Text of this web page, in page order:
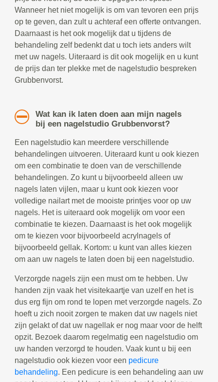
Wanneer het niet mogelijk is om van tevoren een prijs
op te geven, dan zult u achteraf een offerte ontvangen.
Daarnaast is het ook mogelijk dat u tijdens de
behandeling zelf bedenkt dat u toch iets anders wilt
met uw nagels. Uiteraard is dit ook mogelijk en u kunt
de prijs dan ter plekke met de nagelstudio bespreken
Grubbenvorst.
Wat kan ik laten doen aan mijn nagels
bij een nagelstudio Grubbenvorst?
Een nagelstudio kan meerdere verschillende
behandelingen uitvoeren. Uiteraard kunt u ook kiezen
om een combinatie te doen van de verschillende
behandelingen. Zo kunt u bijvoorbeeld alleen uw
nagels laten vijlen, maar u kunt ook kiezen voor
volledige nailart met de mooiste printjes voor op uw
nagels. Het is uiteraard ook mogelijk om voor een
combinatie te kiezen. Daarnaast is het ook mogelijk
om te kiezen voor bijvoorbeeld acrylnagels of
bijvoorbeeld gellak. Kortom: u kunt van alles kiezen
om aan uw nagels te laten doen bij een nagelstudio.
Verzorgde nagels zijn een must om te hebben. Uw
handen zijn vaak het visitekaartje van uzelf en het is
dus erg fijn om rond te lopen met verzorgde nagels. Zo
hoeft u zich nooit zorgen te maken dat uw nagels niet
zijn gelakt of dat uw nagellak er nog maar voor de helft
opzit. Bezoek daarom regelmatig een nagelstudio om
uw handen verzorgd te houden. Vaak kunt u bij een
nagelstudio ook kiezen voor een pedicure
behandeling. Een pedicure is een behandeling aan uw